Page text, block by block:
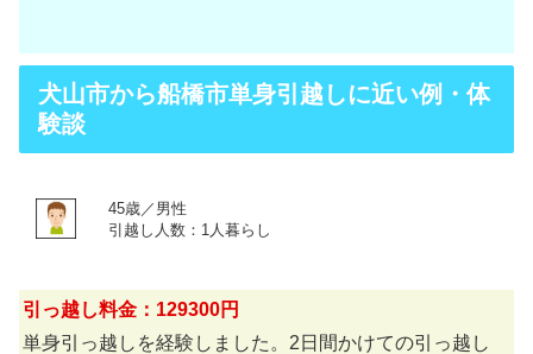
犬山市から船橋市単身引越しに近い例・体
験談
45歳／男性
引越し人数：1人暮らし
引っ越し料金：129300円
単身引っ越しを経験しました。2日間かけての引っ越し